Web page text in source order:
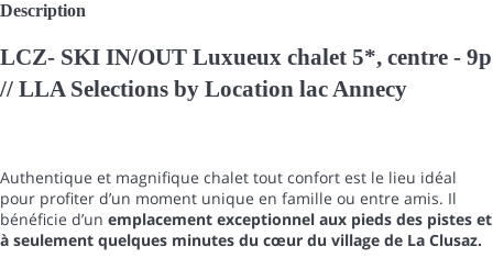
Description
LCZ- SKI IN/OUT Luxueux chalet 5*, centre - 9p
// LLA Selections by Location lac Annecy
Authentique et magnifique chalet tout confort est le lieu idéal
pour profiter d’un moment unique en famille ou entre amis. Il
bénéficie d’un emplacement exceptionnel aux pieds des pistes et
à seulement quelques minutes du cœur du village de La Clusaz.